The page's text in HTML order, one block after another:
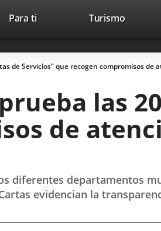
Trabaja
Para ti TurismoEste
abrirá
en
ventana
nueva.
de Servicios” que recogen compromisos de
las
de
diferentes departamentos
evidencian la